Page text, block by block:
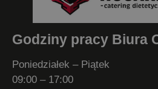
Godziny pracy Biura
Poniedziałek – Piątek
09:00 – 17:00